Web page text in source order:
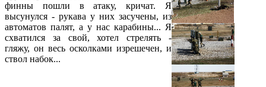
финны пошли в атаку, кричат. Я
высунулся - рукава у них засучены, из
автоматов палят, а у нас карабины... Я
схватился за свой, хотел стрелять -
гляжу, он весь осколками изрешечен, и
ствол набок...